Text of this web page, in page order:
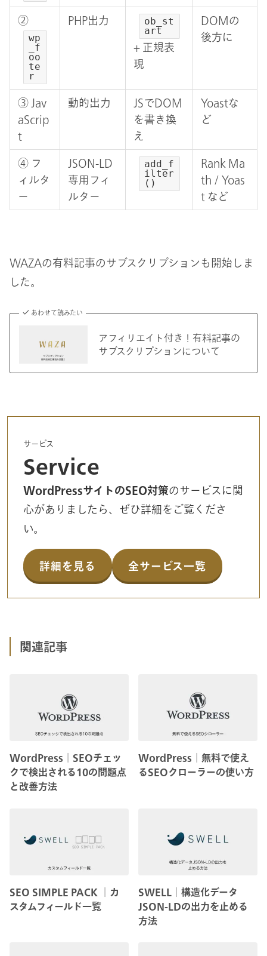
②
wp
_f
oo
te
r
PHP出力
ob_st
art
+ 正規表
現
DOMの
後方に
③ Jav
aScrip
t
動的出力
JSでDOM
を書き換
え
Yoastな
ど
④ フ
ィルタ
ー
JSON-LD
専用フィ
ルター
add_f
ilter
()
Rank Ma
th / Yoas
t など
WAZAの有料記事のサブスクリプションも開始しま
した。
あわせて読みたい
アフィリエイト付き！有料記事の
サブスクリプションについて
サービス
Service
WordPressサイトのSEO対策のサービスに関
心がありましたら、ぜひ詳細をご覧くださ
い。
詳細を見る 全サービス一覧
関連記事
WordPress│SEOチェッ
クで検出される10の問題点
と改善方法
WordPress│無料で使え
るSEOクローラーの使い方
SEO SIMPLE PACK │カ
スタムフィールド一覧
SWELL│構造化データ
JSON-LDの出力を止める
方法